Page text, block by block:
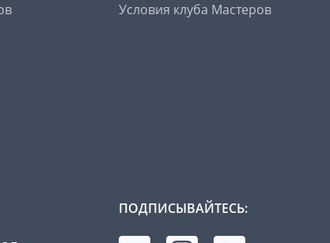
Условия клуба Мастеров
ПОДПИСЫВАЙТЕСЬ: